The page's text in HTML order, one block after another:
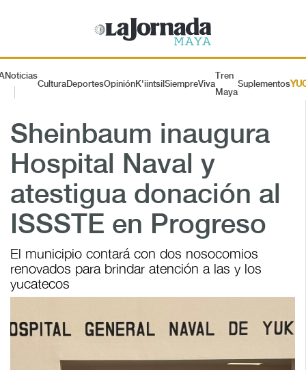
Noticias
CulturaDeportesOpiniónK'iintsil SiempreViva
Tren
Maya
Suplementos
Sheinbaum inaugura
Hospital Naval y
atestigua donación al
ISSSTE en Progreso
El municipio contará con dos nosocomios
renovados para brindar atención a las y los
yucatecos